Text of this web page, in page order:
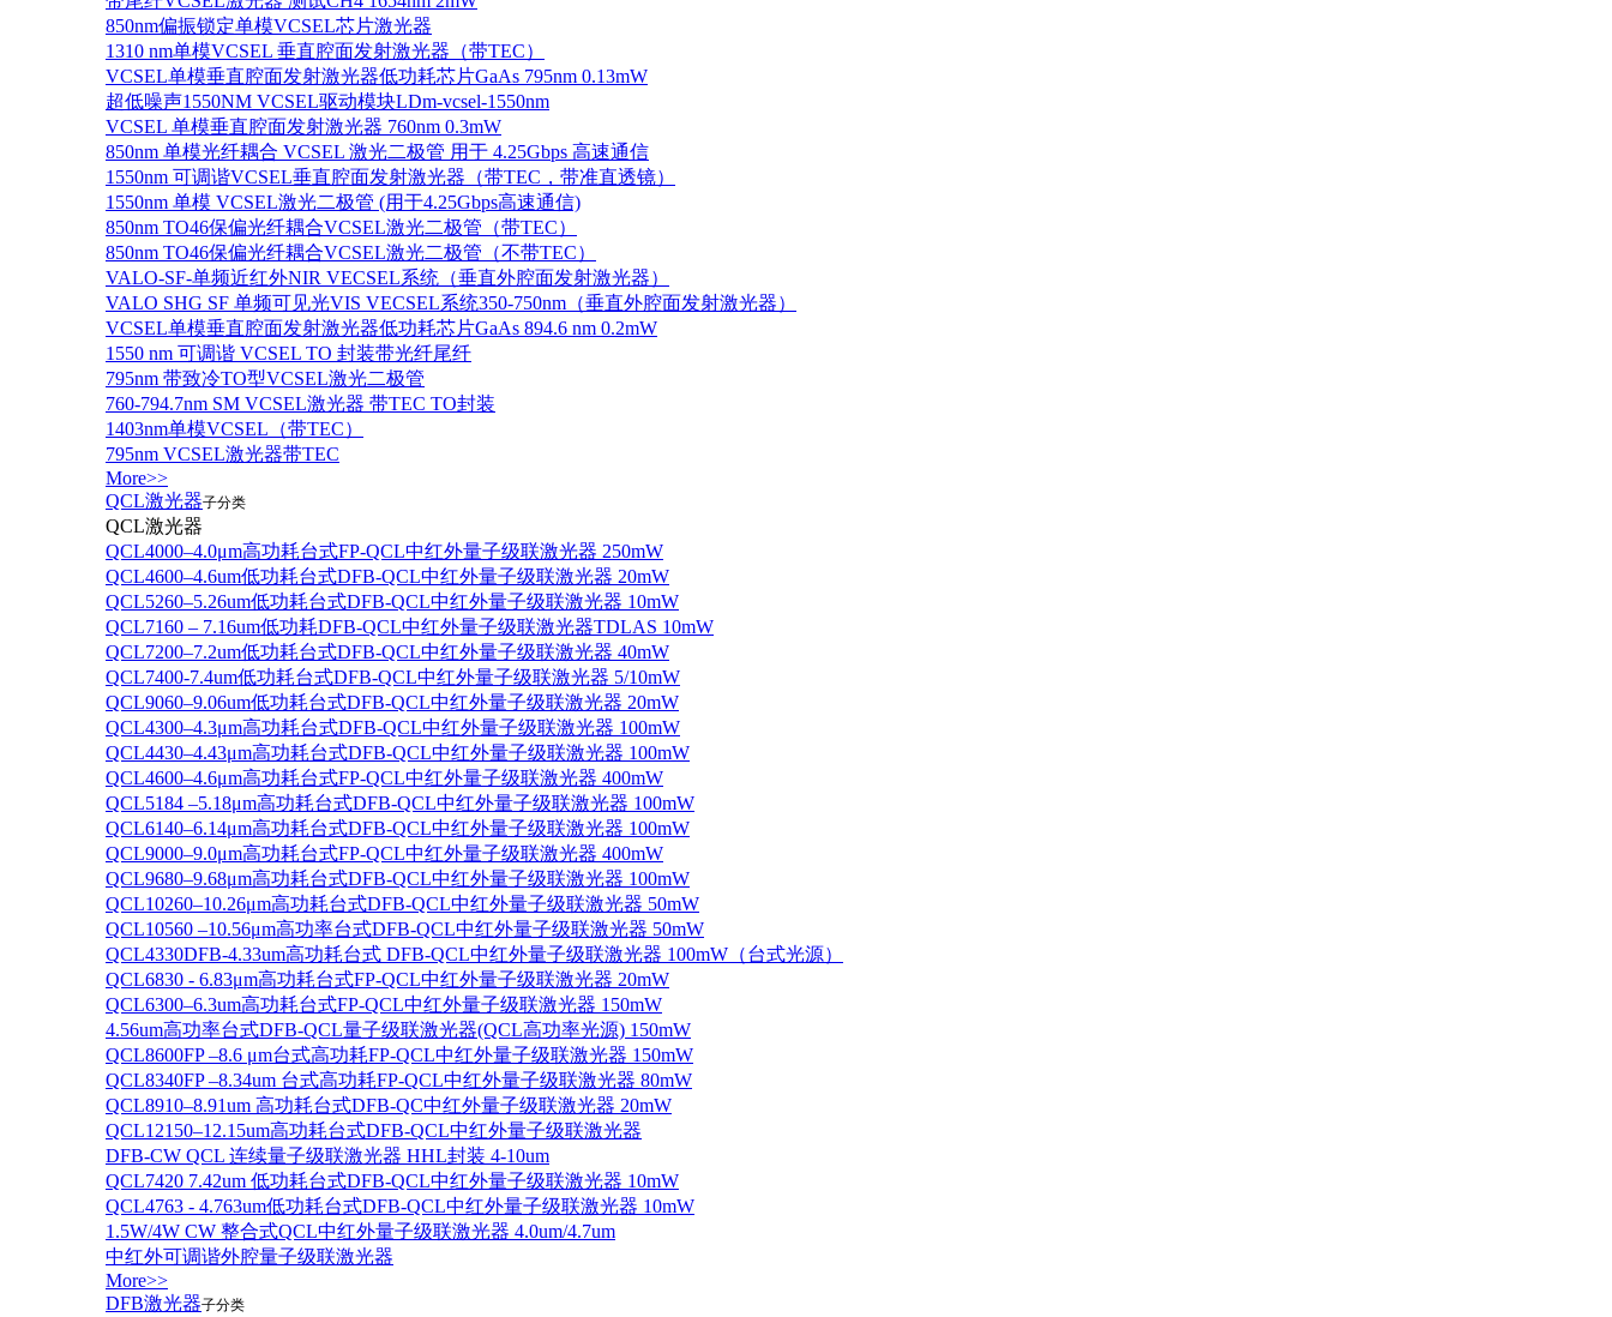
850nm偏振锁定单模VCSEL芯片激光器
1310 nm单模VCSEL 垂直腔面发射激光器（带TEC）
VCSEL单模垂直腔面发射激光器低功耗芯片GaAs 795nm 0.13mW
超低噪声1550NM VCSEL驱动模块LDm-vcsel-1550nm
VCSEL 单模垂直腔面发射激光器 760nm 0.3mW
850nm 单模光纤耦合 VCSEL 激光二极管 用于 4.25Gbps 高速通信
1550nm 可调谐VCSEL垂直腔面发射激光器（带TEC，带准直透镜）
1550nm 单模 VCSEL激光二极管 (用于4.25Gbps高速通信)
850nm TO46保偏光纤耦合VCSEL激光二极管（带TEC）
850nm TO46保偏光纤耦合VCSEL激光二极管（不带TEC）
VALO-SF-单频近红外NIR VECSEL系统（垂直外腔面发射激光器）
VALO SHG SF 单频可见光VIS VECSEL系统350-750nm（垂直外腔面发射激光器）
VCSEL单模垂直腔面发射激光器低功耗芯片GaAs 894.6 nm 0.2mW
1550 nm 可调谐 VCSEL TO 封装带光纤尾纤
795nm 带致冷TO型VCSEL激光二极管
760-794.7nm SM VCSEL激光器 带TEC TO封装
1403nm单模VCSEL（带TEC）
795nm VCSEL激光器带TEC
More>>
QCL激光器子分类
QCL激光器
QCL4000–4.0μm高功耗台式FP-QCL中红外量子级联激光器 250mW
QCL4600–4.6um低功耗台式DFB-QCL中红外量子级联激光器 20mW
QCL5260–5.26um低功耗台式DFB-QCL中红外量子级联激光器 10mW
QCL7160 – 7.16um低功耗DFB-QCL中红外量子级联激光器TDLAS 10mW
QCL7200–7.2um低功耗台式DFB-QCL中红外量子级联激光器 40mW
QCL7400-7.4um低功耗台式DFB-QCL中红外量子级联激光器 5/10mW
QCL9060–9.06um低功耗台式DFB-QCL中红外量子级联激光器 20mW
QCL4300–4.3μm高功耗台式DFB-QCL中红外量子级联激光器 100mW
QCL4430–4.43μm高功耗台式DFB-QCL中红外量子级联激光器 100mW
QCL4600–4.6μm高功耗台式FP-QCL中红外量子级联激光器 400mW
QCL5184 –5.18μm高功耗台式DFB-QCL中红外量子级联激光器 100mW
QCL6140–6.14μm高功耗台式DFB-QCL中红外量子级联激光器 100mW
QCL9000–9.0μm高功耗台式FP-QCL中红外量子级联激光器 400mW
QCL9680–9.68μm高功耗台式DFB-QCL中红外量子级联激光器 100mW
QCL10260–10.26μm高功耗台式DFB-QCL中红外量子级联激光器 50mW
QCL10560 –10.56μm高功率台式DFB-QCL中红外量子级联激光器 50mW
QCL4330DFB-4.33um高功耗台式 DFB-QCL中红外量子级联激光器 100mW（台式光源）
QCL6830 - 6.83μm高功耗台式FP-QCL中红外量子级联激光器 20mW
QCL6300–6.3um高功耗台式FP-QCL中红外量子级联激光器 150mW
4.56um高功率台式DFB-QCL量子级联激光器(QCL高功率光源) 150mW
QCL8600FP –8.6 μm台式高功耗FP-QCL中红外量子级联激光器 150mW
QCL8340FP –8.34um 台式高功耗FP-QCL中红外量子级联激光器 80mW
QCL8910–8.91um 高功耗台式DFB-QC中红外量子级联激光器 20mW
QCL12150–12.15um高功耗台式DFB-QCL中红外量子级联激光器
DFB-CW QCL 连续量子级联激光器 HHL封装 4-10um
QCL7420 7.42um 低功耗台式DFB-QCL中红外量子级联激光器 10mW
QCL4763 - 4.763um低功耗台式DFB-QCL中红外量子级联激光器 10mW
1.5W/4W CW 整合式QCL中红外量子级联激光器 4.0um/4.7um
中红外可调谐外腔量子级联激光器
More>>
DFB激光器子分类